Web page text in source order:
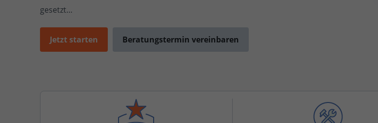
gesetzt…
Jetzt starten Beratungstermin vereinbaren